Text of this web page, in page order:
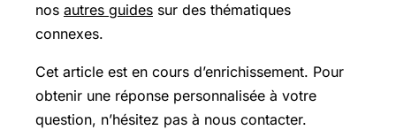
nos autres guides sur des thématiques
connexes.
Cet article est en cours d’enrichissement. Pour
obtenir une réponse personnalisée à votre
question, n’hésitez pas à nous contacter.